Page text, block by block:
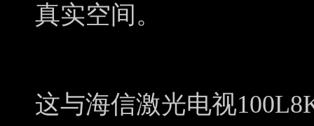
真实空间。
这与海信激光电视